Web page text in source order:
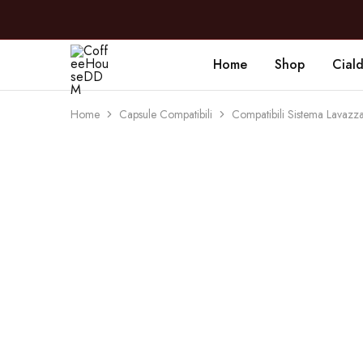
CoffeeHouseDDM
Caffè
a
Marano
Home Shop
Home Capsule Compatibili Compatibili Sistema